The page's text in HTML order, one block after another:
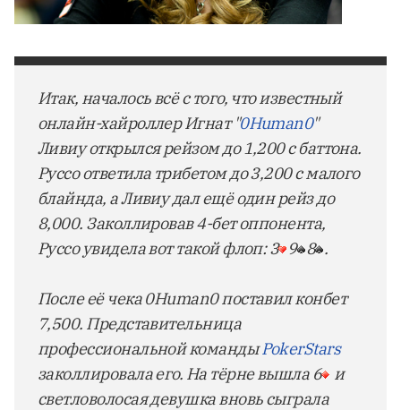
Итак, началось всё с того, что известный
онлайн-хайроллер Игнат "0Human0"
Ливиу открылся рейзом до 1,200 с баттона.
Руссо ответила трибетом до 3,200 с малого
блайнда, а Ливиу дал ещё один рейз до
8,000. Заколлировав 4-бет оппонента,
Руссо увидела вот такой флоп: 3 9 8 .
После её чека 0Human0 поставил конбет
7,500. Представительница
профессиональной командыPokerStars
заколлировала его. На тёрне вышла 6
и
светловолосая девушка вновь сыграла